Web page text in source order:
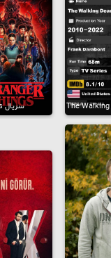
سریال Stranger Things